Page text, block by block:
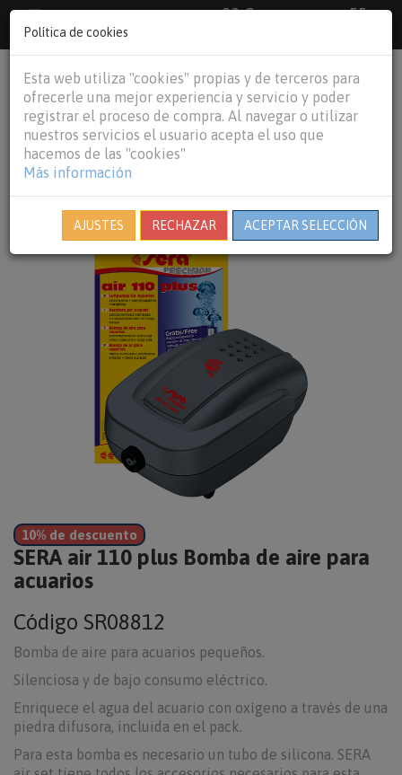
33 €
55
€Baleares y
person shopping_cart
10% de descuento
SERA air 110 plus Bomba de aire para
acuarios
Código SR08812
Bomba de aire para acuarios pequeños.
Silenciosa y de bajo consumo eléctrico.
Enriquece el agua del acuario con oxígeno a través de una
piedra difusora, incluida en el pack.
Para esta bomba es necesario un tubo de silicona. SERA
Política de cookies
Esta web utiliza "cookies" propias y de terceros para
ofrecerle una mejor experiencia y servicio y poder
registrar el proceso de compra. Al navegar o utilizar
nuestros servicios el usuario acepta el uso que
hacemos de las "cookies"
Más información
AJUSTES RECHAZAR ACEPTAR SELECCIÓN